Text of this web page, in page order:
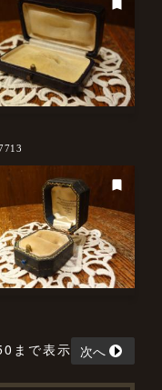
まで表示 次へ